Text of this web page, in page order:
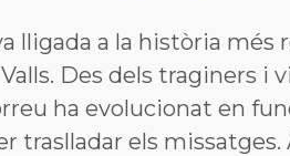
lligada a la història
Des dels traginers i
ha evolucionat en
traslladar els